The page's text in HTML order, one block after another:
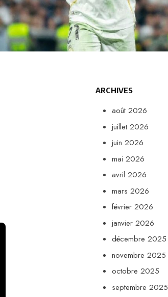
ARCHIVES
août 2026
juillet 2026
juin 2026
mai 2026
avril 2026
mars 2026
février 2026
janvier 2026
décembre 2025
novembre 2025
octobre 2025
septembre 2025